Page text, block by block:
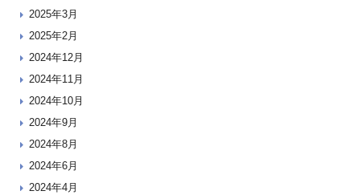
2025年3月
2025年2月
2024年12月
2024年11月
2024年10月
2024年9月
2024年8月
2024年6月
2024年4月